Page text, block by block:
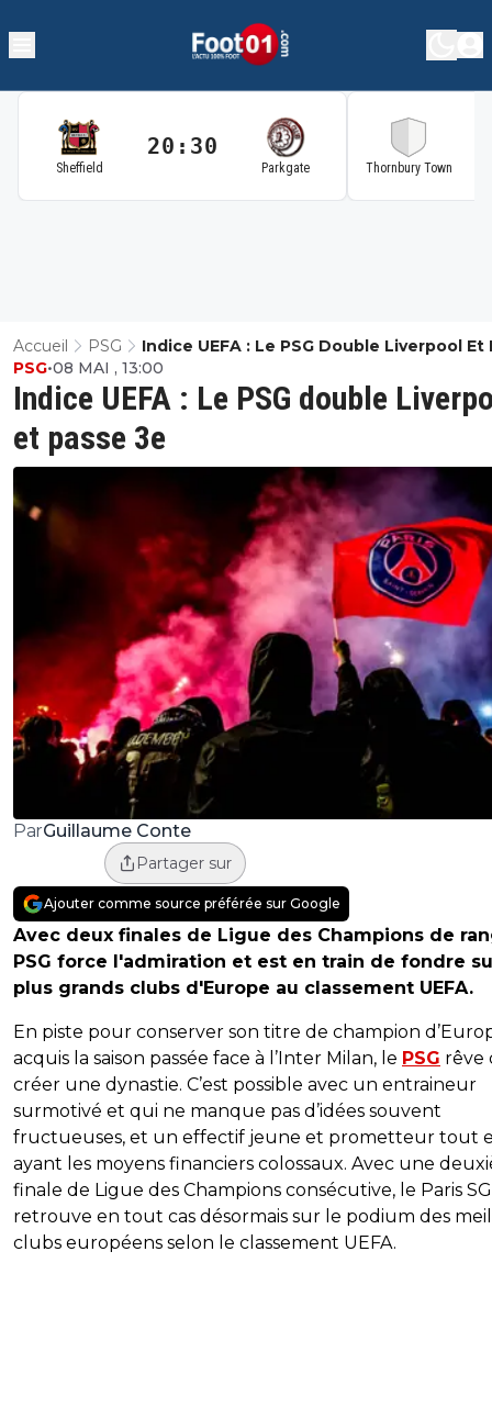
Sheffield
20:30
Parkgate Thornbury Town
Accueil PSG
Indice UEFA : Le PSG Double Liverpool Et
3e
Indice UEFA : Le PSG double
et passe 3e
PSG•08 MAI , 13:00
ParGuillaume Conte
Partager sur
Ajouter comme source préférée sur Google
Avec deux finales de Ligue des Champions de
PSG force l'admiration et est en train de fondre
plus grands clubs d'Europe au classement UEFA.
En piste pour conserver son titre de champion
acquis la saison passée face à l’Inter Milan, le PSG rêve
créer une dynastie. C’est possible avec un entraineur
surmotivé et qui ne manque pas d’idées souvent
fructueuses, et un effectif jeune et prometteur tout
ayant les moyens financiers colossaux. Avec une
finale de Ligue des Champions consécutive, le Paris
retrouve en tout cas désormais sur le podium des
clubs européens selon le classement UEFA.